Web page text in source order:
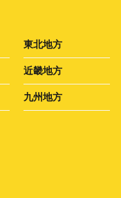
東北地方
近畿地方
九州地方